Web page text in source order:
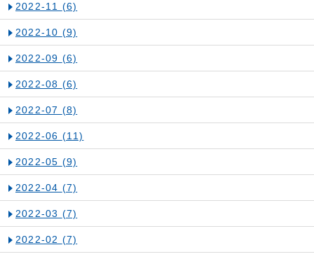
2022-11 (6)
2022-10 (9)
2022-09 (6)
2022-08 (6)
2022-07 (8)
2022-06 (11)
2022-05 (9)
2022-04 (7)
2022-03 (7)
2022-02 (7)